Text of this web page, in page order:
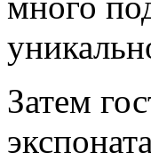
Затем